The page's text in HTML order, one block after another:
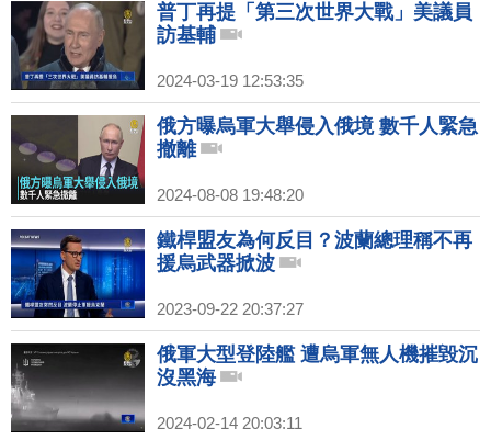
普丁再提「第三次世界大戰」美議員
訪基輔
2024-03-19 12:53:35
俄方曝烏軍大舉侵入俄境 數千人緊急
撤離
2024-08-08 19:48:20
鐵桿盟友為何反目？波蘭總理稱不再
援烏武器掀波
2023-09-22 20:37:27
俄軍大型登陸艦 遭烏軍無人機摧毀沉
沒黑海
2024-02-14 20:03:11